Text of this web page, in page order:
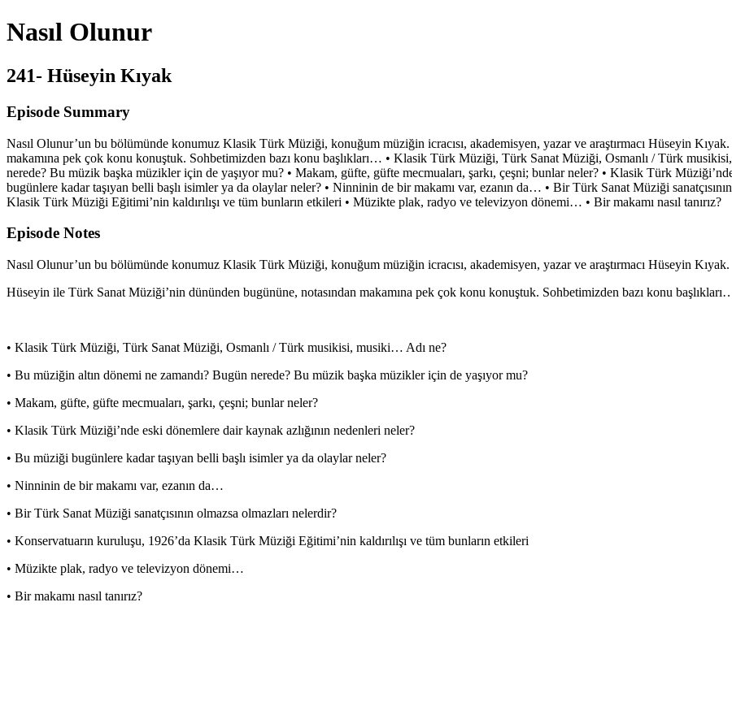
Nasıl Olunur
241- Hüseyin Kıyak
Episode Summary
Nasıl Olunur’un bu bölümünde konumuz Klasik Türk Müziği, konuğum müziğin icracısı, akademisyen, yazar ve araştırmacı Hüseyin
makamına pek çok konu konuştuk. Sohbetimizden bazı konu başlıkları… • Klasik Türk Müziği, Türk Sanat Müziği, Osmanlı / Türk
nerede? Bu müzik başka müzikler için de yaşıyor mu? • Makam, güfte, güfte mecmuaları, şarkı, çeşni; bunlar neler? • Klasik Türk
bugünlere kadar taşıyan belli başlı isimler ya da olaylar neler? • Ninninin de bir makamı var, ezanın da… • Bir Türk Sanat Müziği
Klasik Türk Müziği Eğitimi’nin kaldırılışı ve tüm bunların etkileri • Müzikte plak, radyo ve televizyon dönemi… • Bir makamı nasıl tanırız?
Episode Notes
Nasıl Olunur’un bu bölümünde konumuz Klasik Türk Müziği, konuğum müziğin icracısı, akademisyen, yazar ve araştırmacı Hüseyin Kıyak.
Hüseyin ile Türk Sanat Müziği’nin dününden bugününe, notasından makamına pek çok konu konuştuk. Sohbetimizden bazı konu
• Klasik Türk Müziği, Türk Sanat Müziği, Osmanlı / Türk musikisi, musiki… Adı ne?
• Bu müziğin altın dönemi ne zamandı? Bugün nerede? Bu müzik başka müzikler için de yaşıyor mu?
• Makam, güfte, güfte mecmuaları, şarkı, çeşni; bunlar neler?
• Klasik Türk Müziği’nde eski dönemlere dair kaynak azlığının nedenleri neler?
• Bu müziği bugünlere kadar taşıyan belli başlı isimler ya da olaylar neler?
• Ninninin de bir makamı var, ezanın da…
• Bir Türk Sanat Müziği sanatçısının olmazsa olmazları nelerdir?
• Konservatuarın kuruluşu, 1926’da Klasik Türk Müziği Eğitimi’nin kaldırılışı ve tüm bunların etkileri
• Müzikte plak, radyo ve televizyon dönemi…
• Bir makamı nasıl tanırız?